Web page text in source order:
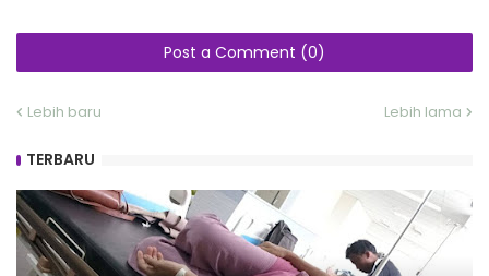
Post a Comment (0)
Lebih baru Lebih lama
TERBARU